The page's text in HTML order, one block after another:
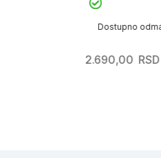
Dostupno odmah
2.690,00 RSD